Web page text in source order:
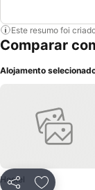
Este resumo foi
Comparar
Alojamento
Hostel